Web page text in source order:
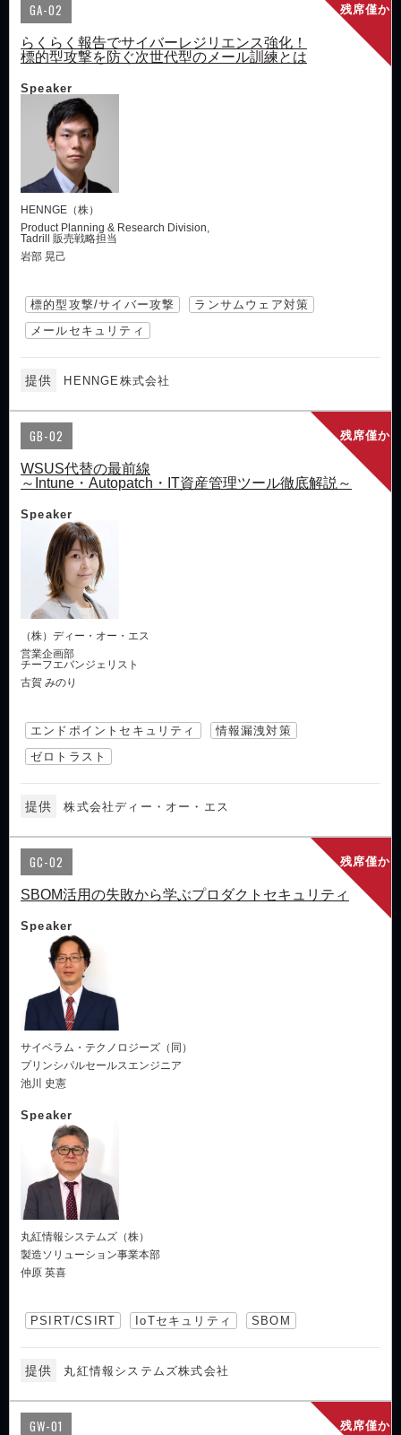
残席僅か
GA-02
らくらく報告でサイバーレジリエンス強化！
標的型攻撃を防ぐ次世代型のメール訓練とは
Speaker
HENNGE（株）
Product Planning & Research Division,
Tadrill 販売戦略担当
岩部 晃己
標的型攻撃/サイバー攻撃
ランサムウェア対策
メールセキュリティ
提供 HENNGE株式会社
残席僅か
GB-02
WSUS代替の最前線
～Intune・Autopatch・IT資産管理ツール徹底解説～
Speaker
（株）ディー・オー・エス
営業企画部
チーフエバンジェリスト
古賀 みのり
エンドポイントセキュリティ
情報漏洩対策
ゼロトラスト
提供 株式会社ディー・オー・エス
残席僅か
GC-02
SBOM活用の失敗から学ぶプロダクトセキュリティ
Speaker
サイベラム・テクノロジーズ（同）
プリンシパルセールスエンジニア
池川 史憲
Speaker
丸紅情報システムズ（株）
製造ソリューション事業本部
仲原 英喜
PSIRT/CSIRT IoTセキュリティ SBOM
提供 丸紅情報システムズ株式会社
残席僅か
GW-01